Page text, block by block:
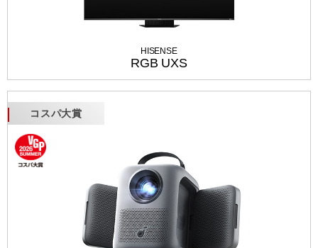
HISENSE
RGB UXS
コスパ大賞